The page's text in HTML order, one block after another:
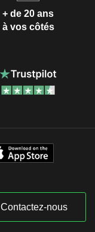
+ de 20 ans
à vos côtés
Contactez-nous